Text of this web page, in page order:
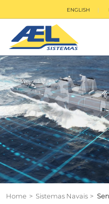
ENGLISH
Home > Sistemas Navais>